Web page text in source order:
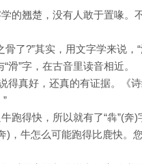
的翘楚，没有人敢于置喙。
了?”其实，用文字学来说，“
滑”字，在古音里读音相近。
得真好，还真的有证据。《
跑得快，所以就有了“犇”(奔)
)，牛怎么可能跑得比鹿快。